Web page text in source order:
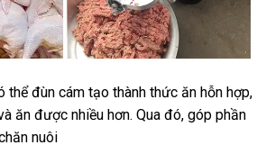
thể đùn cám tạo thành thức ăn hỗn hợp,
ăn được nhiều hơn. Qua đó, góp phần
nuôi